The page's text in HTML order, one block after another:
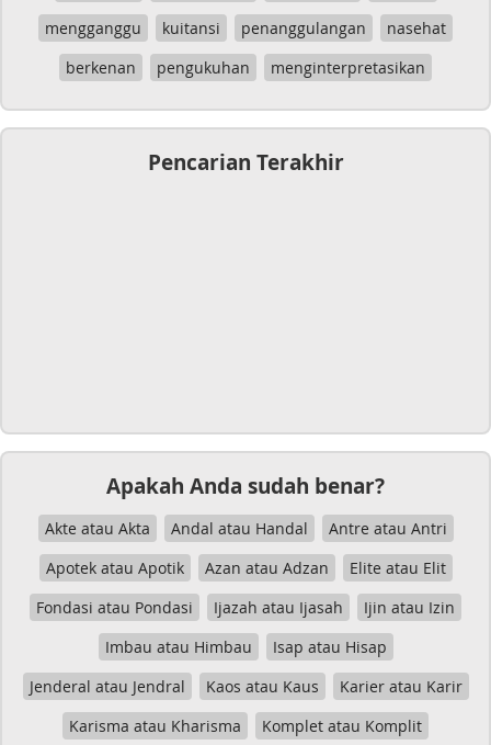
mengganggu
kuitansi penanggulangan
nasehat
berkenan
pengukuhan menginterpretasikan
Pencarian Terakhir
Apakah Anda sudah benar?
Akte atau Akta Andal atau Handal
Antre atau Antri
Apotek atau Apotik
Azan atau Adzan
Elite atau Elit
Fondasi atau Pondasi
Ijazah atau Ijasah
Ijin atau Izin
Imbau atau Himbau
Isap atau Hisap
Jenderal atau Jendral
Kaos atau Kaus
Karier atau Karir
Karisma atau Kharisma
Komplet atau Komplit